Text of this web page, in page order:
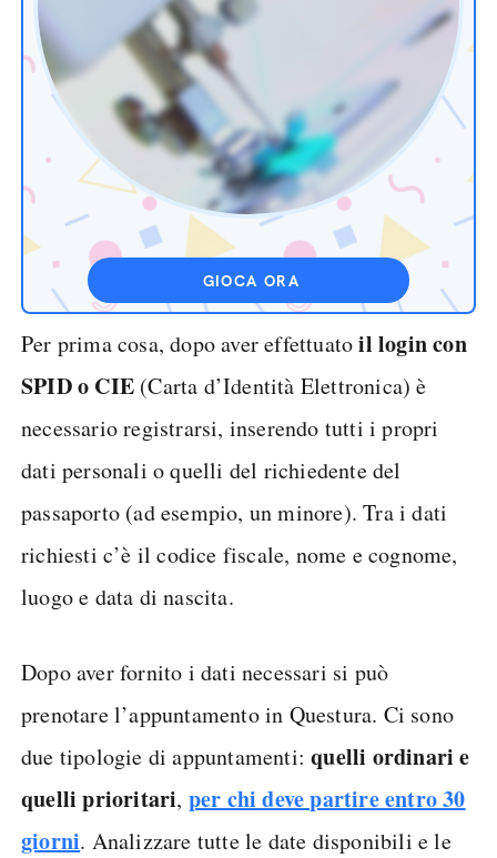
GIOCA ORA
Per prima cosa, dopo aver effettuatoil login con
SPID o CIE (Carta d’Identità Elettronica) è
necessario registrarsi, inserendo tutti i propri
dati personali o quelli del richiedente del
passaporto (ad esempio, un minore). Tra i dati
richiesti c’è il codice fiscale, nome e cognome,
luogo e data di nascita.
Dopo aver fornito i dati necessari si può
prenotare l’appuntamento in Questura. Ci sono
due tipologie di appuntamenti:quelli ordinari e
quelli prioritari, per chi deve partire entro 30
giorni. Analizzare tutte le date disponibili e le